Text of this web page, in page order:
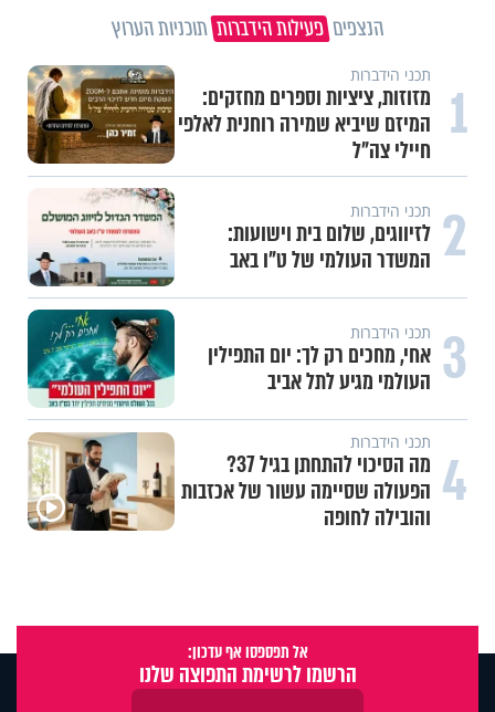
הנצפים פעילות הידברות תוכניות הערוץ
1 תכני הידברות
מזוזות, ציציות וספרים מחזקים:
המיזם שיביא שמירה רוחנית לאלפי
חיילי צה"ל
2 תכני הידברות
לזיווגים, שלום בית וישועות:
המשדר העולמי של ט"ו באב
3 תכני הידברות
אחי, מחכים רק לך: יום התפילין
העולמי מגיע לתל אביב
4 תכני הידברות
מה הסיכוי להתחתן בגיל 37?
הפעולה שסיימה עשור של אכזבות
והובילה לחופה
אל תפספסו אף עדכון:
הרשמו לרשימת התפוצה שלנו